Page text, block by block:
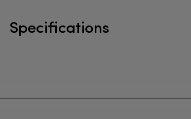
Specifications